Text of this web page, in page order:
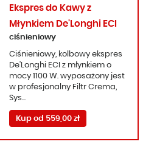
Ekspres do Kawy z
Młynkiem De'Longhi ECI
ciśnieniowy
Ciśnieniowy, kolbowy ekspres
De’Longhi ECI z młynkiem o
mocy 1100 W. wyposażony jest
w profesjonalny Filtr Crema,
Sys...
Kup od 559,00 zł